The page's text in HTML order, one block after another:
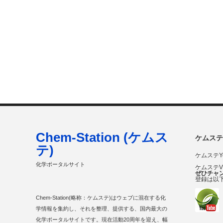
ケムス
ケムステ
ケムステ
ぜひチャ
登録は以
Chem-Station (ケムス
テ)
化学ポータルサイト
Chem-Station(略称：ケムステ)はウェブに混在する化
学情報を集約し、それを整理、提供する、国内最大の
化学ポータルサイトです。現在活動20周年を迎え、幅